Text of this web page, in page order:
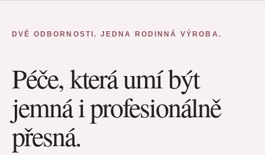
DVĚ ODBORNOSTI. JEDNA RODINNÁ VÝROBA.
Péče, která umí být
jemná i profesionálně
přesná.